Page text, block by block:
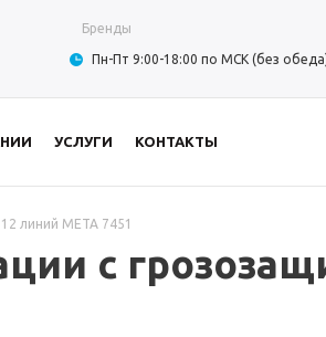
Бренды
Пн-Пт 9:00-18:00 по МСК (без
УСЛУГИ КОНТАКТЫ
линий МЕТА 7451
с